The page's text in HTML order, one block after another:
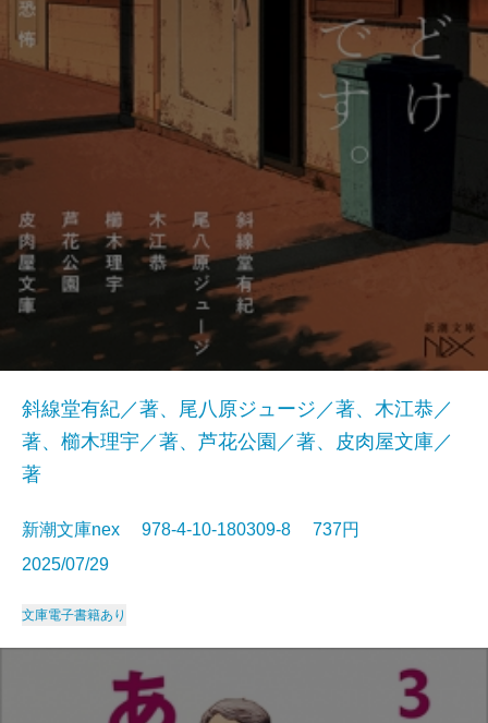
斜線堂有紀／著、尾八原ジュージ／著、木江恭／
著、櫛木理宇／著、芦花公園／著、皮肉屋文庫／
著
新潮文庫nex 978-4-10-180309-8 737円
2025/07/29
文庫電子書籍あり